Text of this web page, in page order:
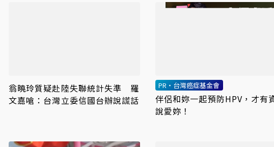
翁曉玲質疑赴陸失聯統計失準 羅
文嘉嗆：台灣立委信國台辦說謊話
PR・台灣癌症基金會
伴侶和妳一起預防HPV，才有
說愛妳！